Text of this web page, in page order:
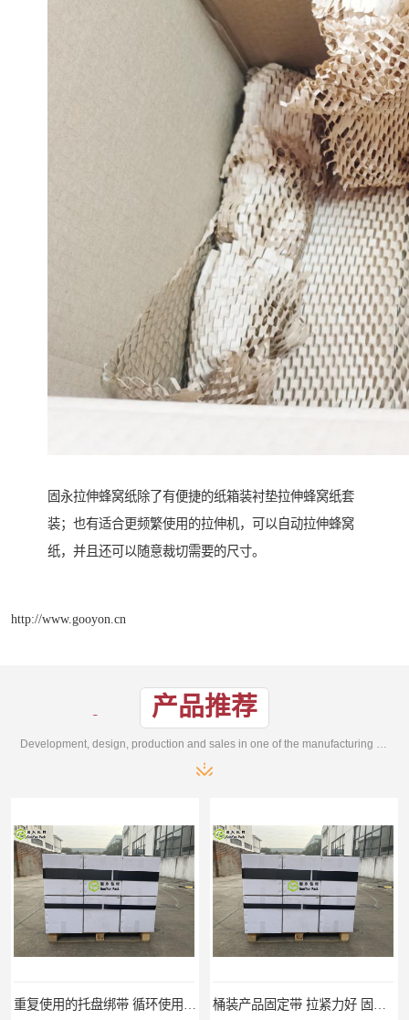
固永拉伸蜂窝纸除了有便捷的纸箱装衬垫拉伸蜂窝纸套
装；也有适合更频繁使用的拉伸机，可以自动拉伸蜂窝
纸，并且还可以随意裁切需要的尺寸。
http://www.gooyon.cn
产品推荐
Development, design, production and sales in one of the manufacturing enterprises
重复使用的托盘绑带 循环使用 固永包材 桶装产品固定带 拉紧力好 固永包材